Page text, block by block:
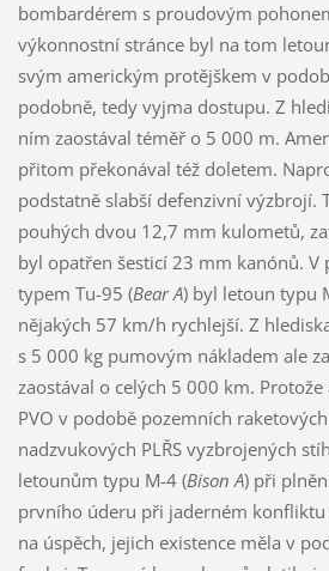
bombardérem s proudovým
výkonnostní stránce byl na tom
svým americkým protějškem v
podobně, tedy vyjma dostupu. Z
ním zaostával téměř o 5 000 m.
přitom překonával též doletem.
podstatně slabší defenzivní výzbrojí.
pouhých dvou 12,7 mm kulometů,
byl opatřen šesticí 23 mm kanónů. V
typem Tu-95 (Bear A) byl letoun typu
nějakých 57 km/h rychlejší. Z
s 5 000 kg pumovým nákladem ale
zaostával o celých 5 000 km.
PVO v podobě pozemních raketových
nadzvukových PLŘS vyzbrojených
letounům typu M-4 (Bison A) při
prvního úderu při jaderném konfliktu
na úspěch, jejich existence měla v